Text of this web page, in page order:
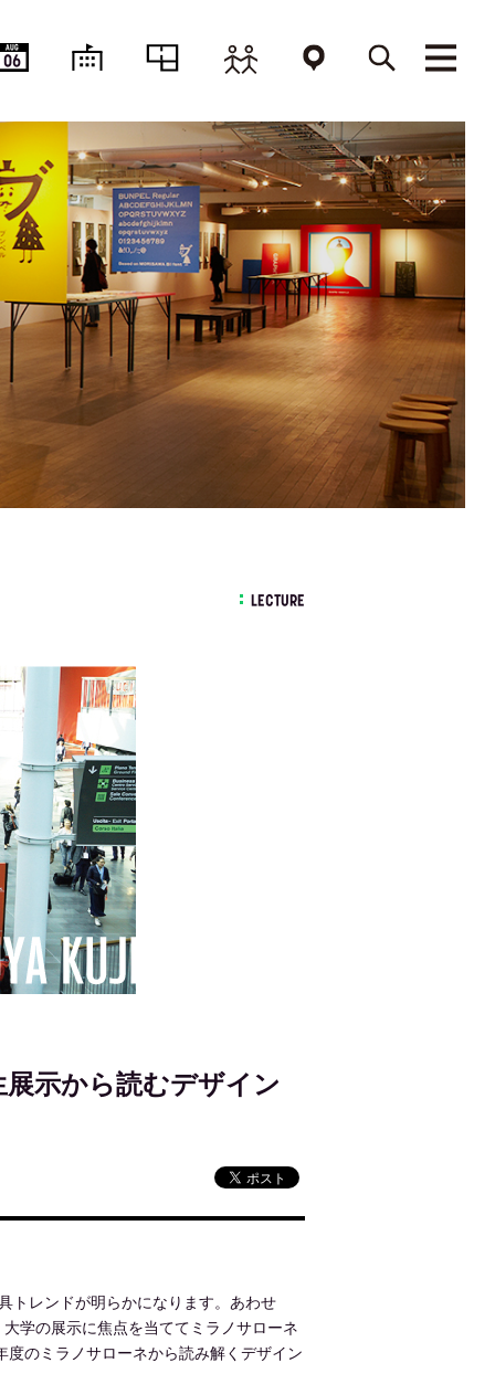
AUG
06
LECTURE
示から読むデザイン
トレンドが明らかになります。あわせ
学の展示に焦点を当ててミラノサローネ
のミラノサローネから読み解くデザイン